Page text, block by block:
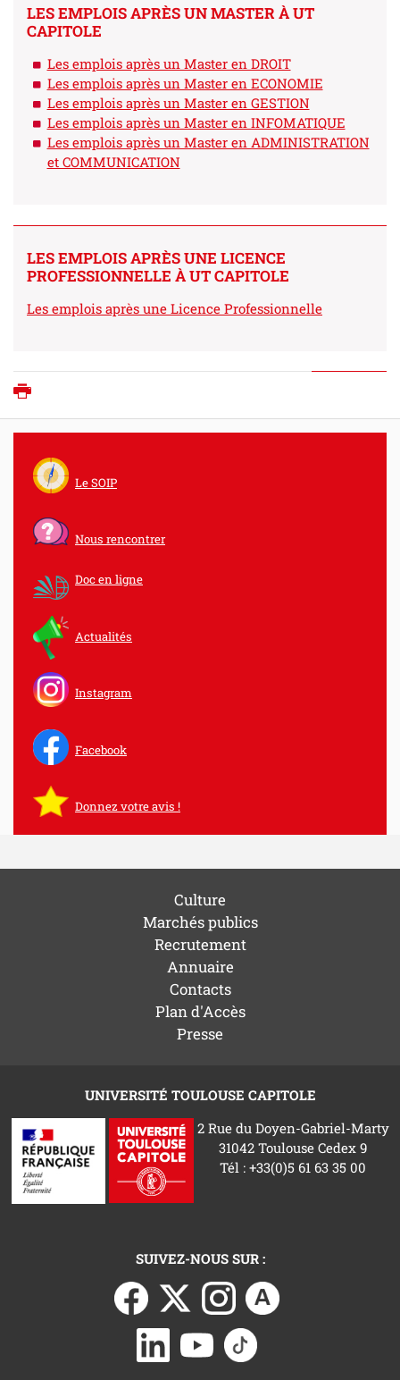
LES EMPLOIS APRÈS UN MASTER À UT
CAPITOLE
Les emplois après un Master en DROIT
Les emplois après un Master en ECONOMIE
Les emplois après un Master en GESTION
Les emplois après un Master en INFOMATIQUE
Les emplois après un Master en ADMINISTRATION
et COMMUNICATION
LES EMPLOIS APRÈS UNE LICENCE
PROFESSIONNELLE À UT CAPITOLE
Les emplois après une Licence Professionnelle
Le SOIP
Nous rencontrer
Doc en ligne
Actualités
Instagram
Facebook
Donnez votre avis !
Culture
Marchés publics
Recrutement
Annuaire
Contacts
Plan d'Accès
Presse
UNIVERSITÉ TOULOUSE CAPITOLE
2 Rue du Doyen-Gabriel-Marty
31042 Toulouse Cedex 9
Tél : +33(0)5 61 63 35 00
SUIVEZ-NOUS SUR :